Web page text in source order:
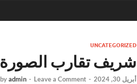
UNCATEGORIZED
شريف تقارب الصورة
أبريل 30, 2024 -
byadmin - Leave a Comment